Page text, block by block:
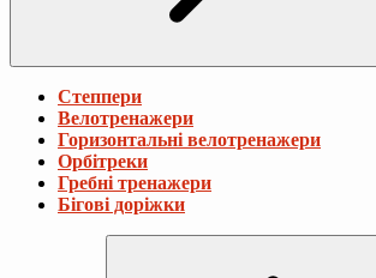
Степпери
Велотренажери
Горизонтальні велотренажери
Орбітреки
Гребні тренажери
Бігові доріжки